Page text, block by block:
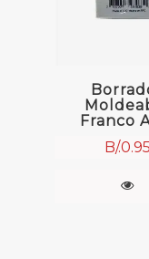
Franco
B/.0.95